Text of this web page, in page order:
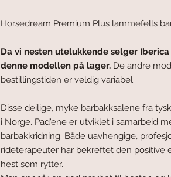
Horsedream Premium Plus lammefells
Da vi nesten utelukkende selger
denne modellen på lager. De andre
bestillingstiden er veldig variabel.
Disse deilige, myke barbakksalene fra
i Norge. Pad'ene er utviklet i samarbeid
barbakkridning. Både uavhengige,
rideterapeuter har bekreftet den positive
hest som rytter.